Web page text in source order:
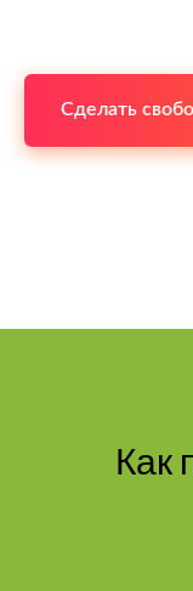
Сделать
Как